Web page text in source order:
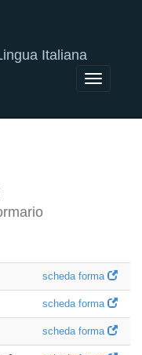
Italiana
Toggle
scheda forma
scheda forma
scheda forma